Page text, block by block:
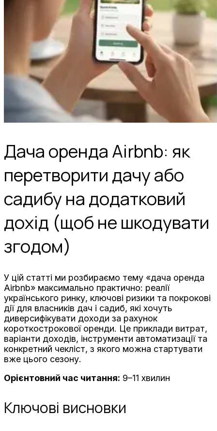
Дача оренда Airbnb: як
перетворити дачу або
садибу на додатковий
дохід (щоб не шкодувати
згодом)
У цій статті ми розбираємо тему «дача оренда
Airbnb» максимально практично: реалії
українського ринку, ключові ризики та покрокові
дії для власників дач і садиб, які хочуть
диверсифікувати доходи за рахунок
короткострокової оренди. Це приклади витрат,
варіанти доходів, інструменти автоматизації та
конкретний чекліст, з якого можна стартувати
вже цього сезону.
Орієнтовний час читання: 9–11 хвилин
Ключові висновки